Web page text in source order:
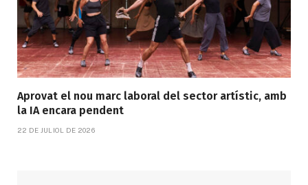
Aprovat el nou marc laboral del sector artístic, amb
la IA encara pendent
22 DE JULIOL DE 2026